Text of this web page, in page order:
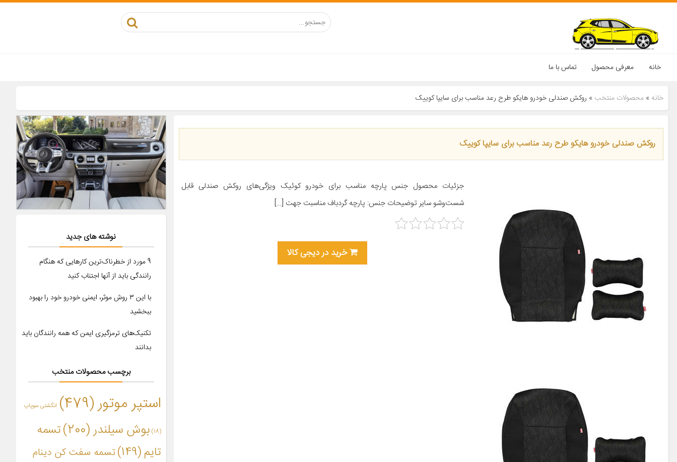
خانه معرفی محصول تماس با ما
خانه » محصولات منتخب » روکش صندلی خودرو هایکو طرح رعد مناسب برای سایپا کوییک
روکش صندلی خودرو هایکو طرح رعد مناسب برای سایپا کوییک
جزئیات محصول جنس پارچه مناسب برای خودرو کوئیک ویژگی‌های روکش صندلی قابل
شست‌وشو سایر توضیحات جنس: پارچه گردباف مناسبت جهت […]
خرید در دیجی کالا
نوشته های جدید
9 مورد از خطرناک‌ترین کارهایی که هنگام
رانندگی باید از آنها اجتناب کنید
با این ۳ روش موثر، ایمنی خودرو خود را بهبود
ببخشید
تکنیک‌های ترمزگیری ایمن که همه رانندگان باید
بدانند
برچسب محصولات منتخب
استپر موتور(479) انگشتی سوپاپ
(18) بوش سیلندر (200)
تسمه
تایم(149)
تسمه سفت کن دینام